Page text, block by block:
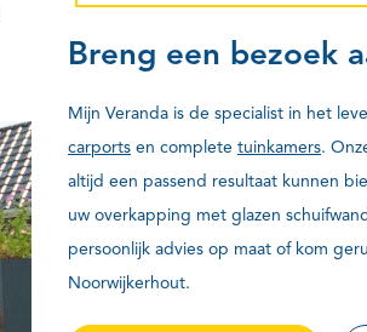
Breng een bezoek
Mijn Veranda is de specialist in het
carports en complete tuinkamers.
altijd een passend resultaat kunnen
uw overkapping met glazen
persoonlijk advies op maat of kom
Noorwijkerhout.